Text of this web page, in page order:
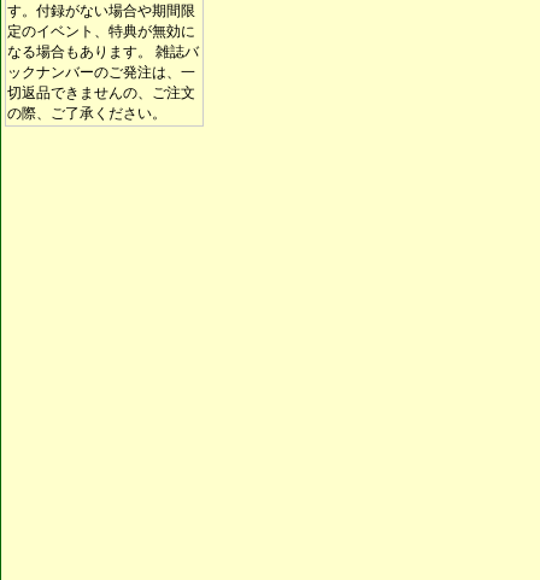
す。付録がない場合や期間限
定のイベント、特典が無効に
なる場合もあります。 雑誌バ
ックナンバーのご発注は、一
切返品できませんの、ご注文
の際、ご了承ください。